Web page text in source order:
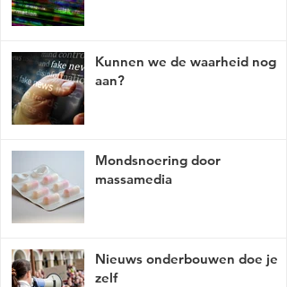
Kunnen we de waarheid nog
aan?
Mondsnoering door
massamedia
Nieuws onderbouwen doe je
zelf